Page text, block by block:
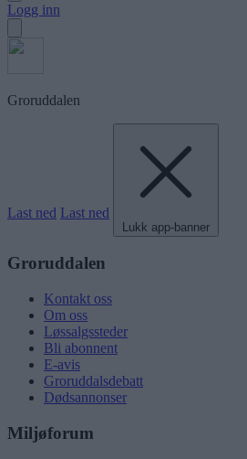
Logg inn
Groruddalen
Last ned Last ned
Lukk app-banner
Groruddalen
Kontakt oss
Om oss
Løssalgssteder
Bli abonnent
E-avis
Groruddalsdebatt
Dødsannonser
Miljøforum